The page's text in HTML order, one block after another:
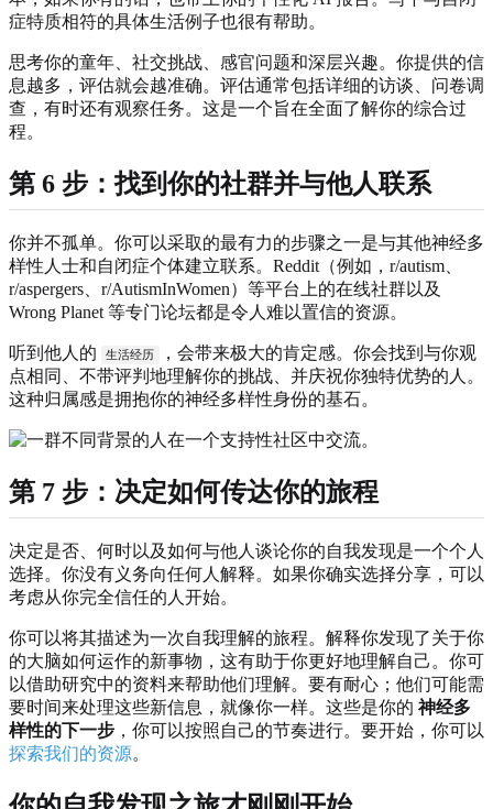
症特质相符的具体生活例子也很有帮助。
思考你的童年、社交挑战、感官问题和深层兴趣。你提供的信
息越多，评估就会越准确。评估通常包括详细的访谈、问卷调
查，有时还有观察任务。这是一个旨在全面了解你的综合过
程。
第 6 步：找到你的社群并与他人联系
你并不孤单。你可以采取的最有力的步骤之一是与其他神经多
样性人士和自闭症个体建立联系。Reddit（例如，r/autism、
r/aspergers、r/AutismInWomen）等平台上的在线社群以及
Wrong Planet 等专门论坛都是令人难以置信的资源。
听到他人的 生活经历
，会带来极大的肯定感。你会找到与你观
点相同、不带评判地理解你的挑战、并庆祝你独特优势的人。
这种归属感是拥抱你的神经多样性身份的基石。
第 7 步：决定如何传达你的旅程
决定是否、何时以及如何与他人谈论你的自我发现是一个个人
选择。你没有义务向任何人解释。如果你确实选择分享，可以
考虑从你完全信任的人开始。
你可以将其描述为一次自我理解的旅程。解释你发现了关于你
的大脑如何运作的新事物，这有助于你更好地理解自己。你可
以借助研究中的资料来帮助他们理解。要有耐心；他们可能需
要时间来处理这些新信息，就像你一样。这些是你的 神经多
样性的下一步 ，你可以按照自己的节奏进行。要开始，你可以
探索我们的资源。